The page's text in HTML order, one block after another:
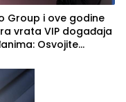
Group i ove godine
vrata VIP događaja
Osvojite